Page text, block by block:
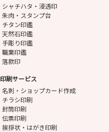
シャチハタ・浸透印
朱肉・スタンプ台
チタン印鑑
天然石印鑑
手彫り印鑑
職業印鑑
落款印
印刷サービス
名刺・ショップカード作成
チラシ印刷
封筒印刷
伝票印刷
挨拶状・はがき印刷